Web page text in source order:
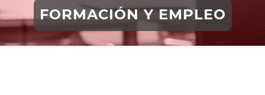
FORMACIÓN Y EMPLEO